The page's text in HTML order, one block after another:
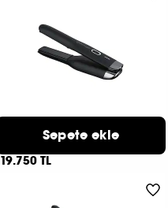
Styler Voyage Unplugged
19.750 TL
Sepete ekle